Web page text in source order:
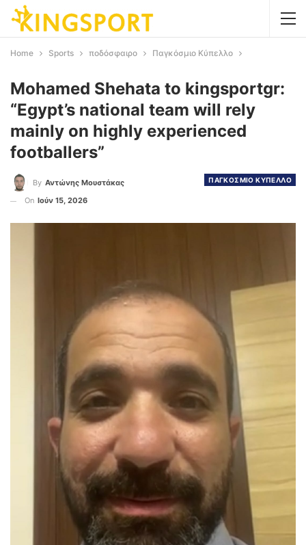
Home Sports ποδόσφαιρο Παγκόσμιο Κύπελλο
Mohamed Shehata to kingsportgr:
“Egypt’s national team will rely
mainly on highly experienced
footballers”
ΠΑΓΚΟΣΜΙΟ ΚΥΠΕΛΛΟ
By Αντώνης Μουστάκας
On Ιούν 15, 2026